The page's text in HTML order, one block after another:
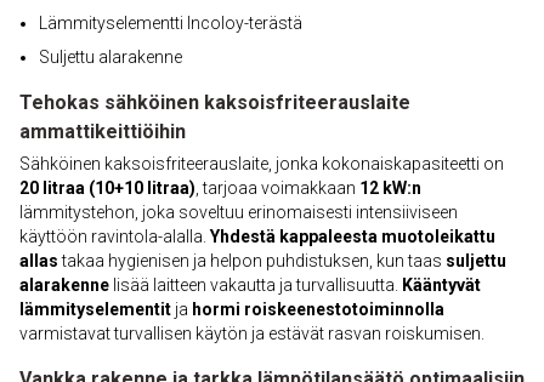
Lämmityselementti Incoloy-terästä
Suljettu alarakenne
Tehokas sähköinen kaksoisfriteerauslaite
ammattikeittiöihin
Sähköinen kaksoisfriteerauslaite, jonka kokonaiskapasiteetti on
20 litraa (10+10 litraa) , tarjoaa voimakkaan 12 kW:n
lämmitystehon, joka soveltuu erinomaisesti intensiiviseen
käyttöön ravintola-alalla. Yhdestä kappaleesta muotoleikattu
allastakaa hygienisen ja helpon puhdistuksen, kun taas suljettu
alarakenne lisää laitteen vakautta ja turvallisuutta.
Kääntyvät
lämmityselementit ja hormi roiskeenestotoiminnolla
varmistavat turvallisen käytön ja estävät rasvan roiskumisen.